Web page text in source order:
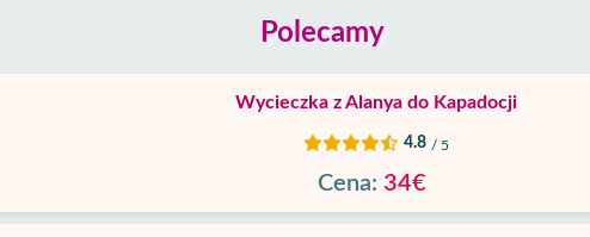
Polecamy
Wycieczka z Alanya do Kapadocji
4.8 / 5
Cena: 34€